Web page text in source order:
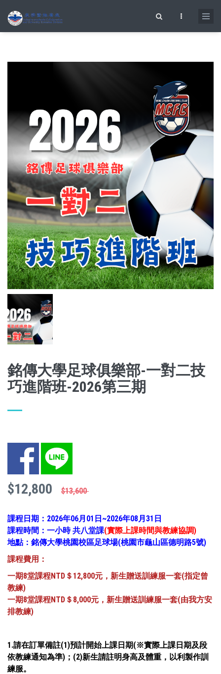
銘傳大學足球俱樂部-一對二技
巧進階班-2026第三期
Facebook LINE
$12,800 $13,600
課程日期：2026年06月01日~2026年08月31日
課程時間：一小時 共八堂課(實際上課時間與教練協調)
地點：銘傳大學桃園校區足球場(桃園市龜山區德明路5號)
課程費用：
一期8堂課程NTD＄12,800元，新生贈送訓練服一套(指定曾
教練)
一期8堂課程NTD ＄8,000元，新生贈送訓練服一套(由我方安
排教練)
1.請在訂單備註(1)預計開始上課日期(※實際上課日期及段
依教練通知為準)；(2)新生請註明身高及體重，以利製作訓
練服。